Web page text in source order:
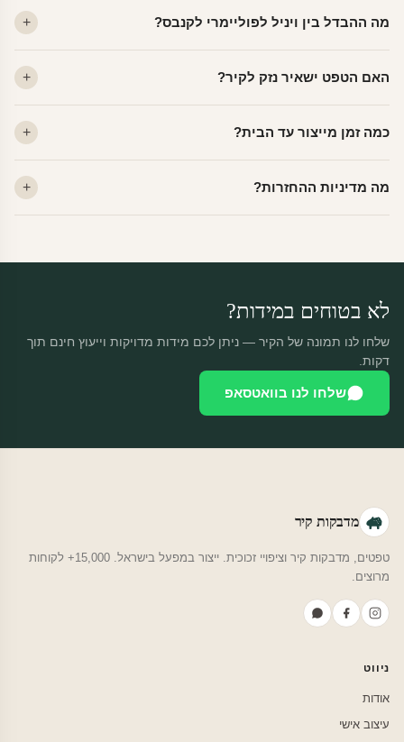
מה ההבדל בין ויניל לפוליימרי לקנבס?
פרמיום. קנבס — בד אמנותי יוקרתי, מט.
האם הטפט ישאיר נזק לקיר?
מתאים לקיר מטויח, גבס, קרמיקה וזכוכית.
כמה זמן מייצור עד הבית?
יוצאות באותו יום.
מה מדיניות ההחזרות?
לא בטוחים במידות?
שלחו לנו תמונה של הקיר — ניתן לכם מידות מדויקות וייעוץ חינם תוך
דקות.
שלחו לנו בוואטסאפ
מדבקות קיר
טפטים, מדבקות קיר וציפויי זכוכית. ייצור במפעל בישראל. 15,000+ לקוחות
מרוצים.
ניווט
אודות
עיצוב אישי